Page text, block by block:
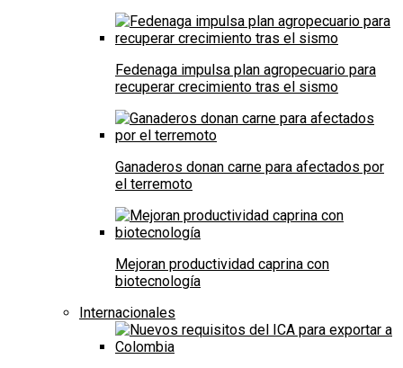
Fedenaga impulsa plan agropecuario para
recuperar crecimiento tras el sismo
Ganaderos donan carne para afectados por
el terremoto
Mejoran productividad caprina con
biotecnología
Internacionales